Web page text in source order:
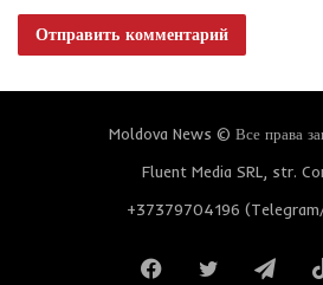
Moldova News © Все права
Fluent Media SRL, str.
+37379704196
FacebookTwitter